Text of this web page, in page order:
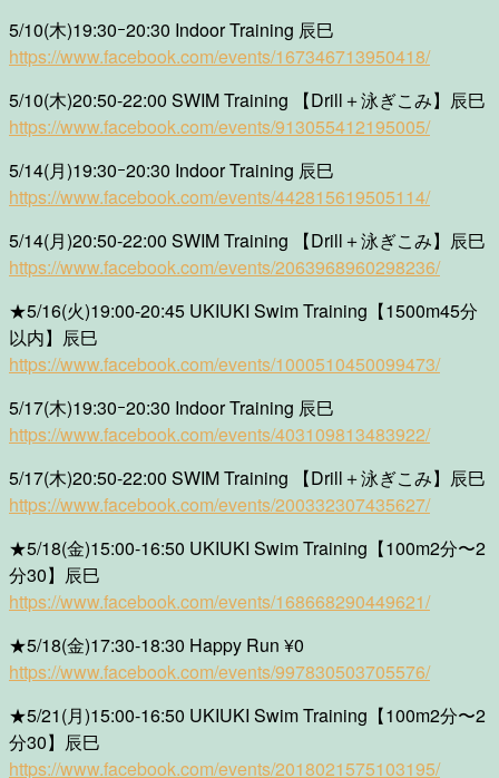
5/10(木)19:30ｰ20:30 Indoor Training 辰巳
https://www.facebook.com/events/167346713950418/
5/10(木)20:50-22:00 SWIM Training 【Drill＋泳ぎこみ】辰巳
https://www.facebook.com/events/913055412195005/
5/14(月)19:30ｰ20:30 Indoor Training 辰巳
https://www.facebook.com/events/442815619505114/
5/14(月)20:50-22:00 SWIM Training 【Drill＋泳ぎこみ】辰巳
https://www.facebook.com/events/2063968960298236/
★5/16(火)19:00-20:45 UKIUKI Swim Training【1500m45分
以内】辰巳
https://www.facebook.com/events/1000510450099473/
5/17(木)19:30ｰ20:30 Indoor Training 辰巳
https://www.facebook.com/events/403109813483922/
5/17(木)20:50-22:00 SWIM Training 【Drill＋泳ぎこみ】辰巳
https://www.facebook.com/events/200332307435627/
★5/18(金)15:00-16:50 UKIUKI Swim Training【100m2分〜2
分30】辰巳
https://www.facebook.com/events/168668290449621/
★5/18(金)17:30-18:30 Happy Run ¥0
https://www.facebook.com/events/997830503705576/
★5/21(月)15:00-16:50 UKIUKI Swim Training【100m2分〜2
分30】辰巳
https://www.facebook.com/events/2018021575103195/